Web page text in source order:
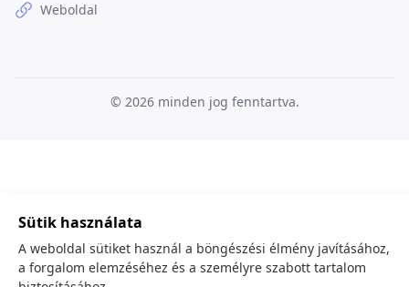
Weboldal
© 2026 minden jog fenntartva.
Sütik használata
A weboldal sütiket használ a böngészési élmény javításához,
a forgalom elemzéséhez és a személyre szabott tartalom